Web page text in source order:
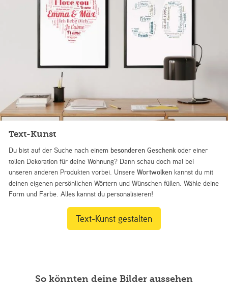
Text-Kunst
Du bist auf der Suche nach einem besonderen Geschenk oder einer
tollen Dekoration für deine Wohnung? Dann schau doch mal bei
unseren anderen Produkten vorbei. UnsereWortwolken kannst du mit
deinen eigenen persönlichen Wörtern und Wünschen füllen. Wähle deine
Form und Farbe. Alles kannst du personalisieren!
Text-Kunst gestalten
So könnten deine Bilder aussehen